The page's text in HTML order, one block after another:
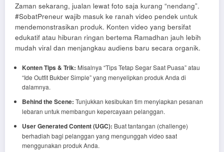
Zaman sekarang, jualan lewat foto saja kurang “nendang”.
#SobatPreneur wajib masuk ke ranah video pendek untuk
mendemonstrasikan produk. Konten video yang bersifat
edukatif atau hiburan ringan bertema Ramadhan jauh lebih
mudah viral dan menjangkau audiens baru secara organik.
Konten Tips & Trik: Misalnya “Tips Tetap Segar Saat Puasa” atau
“Ide Outfit Bukber Simple” yang menyelipkan produk Anda di
dalamnya.
Behind the Scene: Tunjukkan kesibukan tim menyiapkan pesanan
lebaran untuk membangun kepercayaan pelanggan.
User Generated Content (UGC): Buat tantangan (challenge)
berhadiah bagi pelanggan yang mengunggah video saat
menggunakan produk Anda.